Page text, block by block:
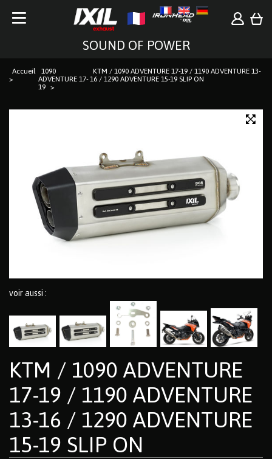
SOUND OF POWER
Accueil
1090
ADVENTURE 17-
19
KTM / 1090 ADVENTURE 17-19 / 1190 ADVENTURE 13-
16 / 1290 ADVENTURE 15-19 SLIP ON
voir aussi :
KTM / 1090 ADVENTURE
17-19 / 1190 ADVENTURE
13-16 / 1290 ADVENTURE
15-19 SLIP ON